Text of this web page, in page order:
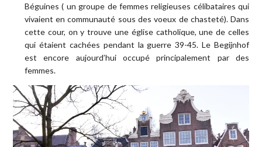
Béguines ( un groupe de femmes religieuses célibataires qui
vivaient en communauté sous des voeux de chasteté). Dans
cette cour, on y trouve une église catholique, une de celles
qui étaient cachées pendant la guerre 39-45. Le Begijnhof
est encore aujourd’hui occupé principalement par des
femmes.